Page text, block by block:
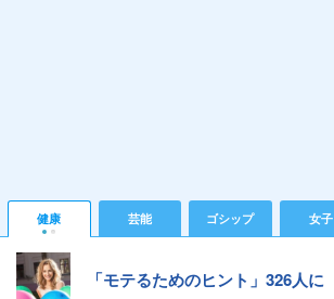
健康 芸能 ゴシップ 女子
「モテるためのヒント」326人に